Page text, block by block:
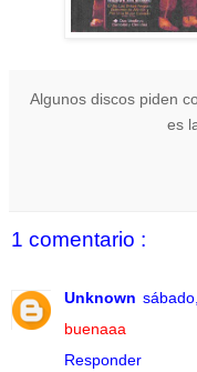
Algunos discos piden
es
1 comentario :
Unknown
buenaaa
Responder